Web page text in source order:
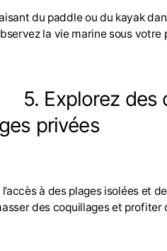
du paddle ou du kayak
la vie marine sous
5. Explorez
privées
à des plages isolées
des coquillages et profiter